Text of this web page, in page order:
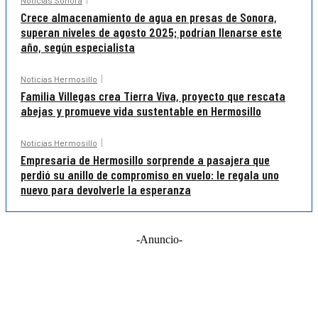
Crece almacenamiento de agua en presas de Sonora,
superan niveles de agosto 2025; podrían llenarse este
año, según especialista
Noticias Hermosillo
Familia Villegas crea Tierra Viva, proyecto que rescata
abejas y promueve vida sustentable en Hermosillo
Noticias Hermosillo
Empresaria de Hermosillo sorprende a pasajera que
perdió su anillo de compromiso en vuelo: le regala uno
nuevo para devolverle la esperanza
-Anuncio-